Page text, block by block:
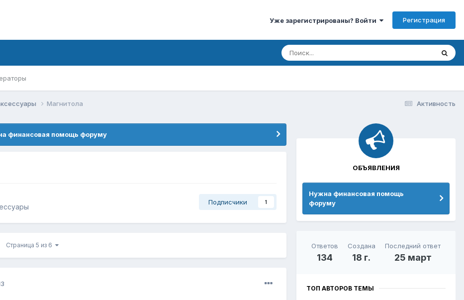
Уже зарегистрированы? Войти Регистрация
Активность
Магнитола
финансовая помощь форуму
Подписчики 1
Страница 5 из 6
ОБЪЯВЛЕНИЯ
Нужна финансовая помощь
форуму
Ответов
134
Создана
18 г.
Последний ответ
25 март
ТОП АВТОРОВ ТЕМЫ